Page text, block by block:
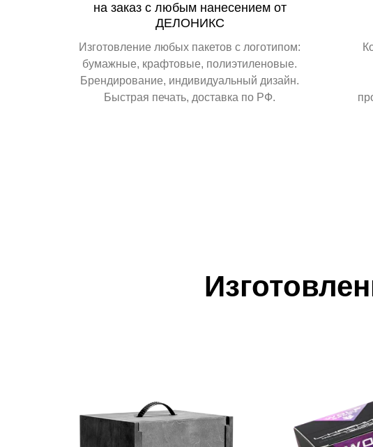
на заказ с любым нанесением от
ДЕЛОНИКС
Изготовление любых пакетов с логотипом:
бумажные, крафтовые, полиэтиленовые.
Брендирование, индивидуальный дизайн.
Быстрая печать, доставка по РФ.